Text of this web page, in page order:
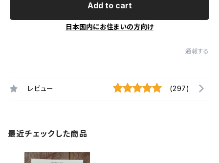
Add to cart
日本国内にお住まいの方向け
通報する
レビュー (297)
最近チェックした商品